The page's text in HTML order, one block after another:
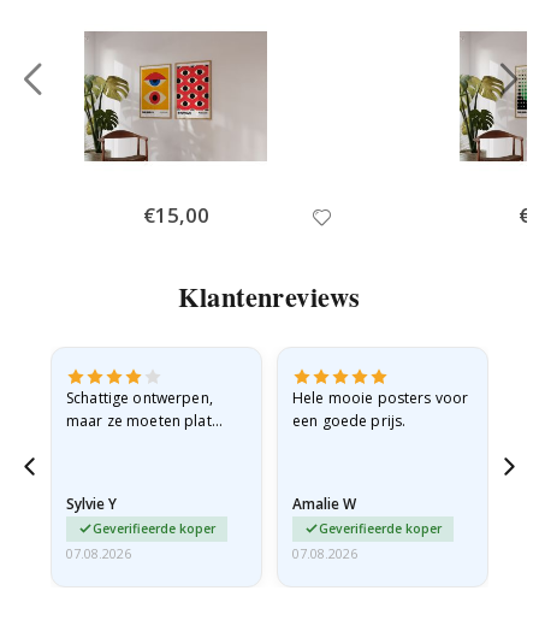
Special
Price
€15,00
Klantenreviews
Schattige ontwerpen,
maar ze moeten plat
beetje…
Sylvie Y
Geverifieerde koper
07.08.2026
Hele mooie posters voor
een goede prijs.
Amalie W
Geverifieerde koper
07.08.2026